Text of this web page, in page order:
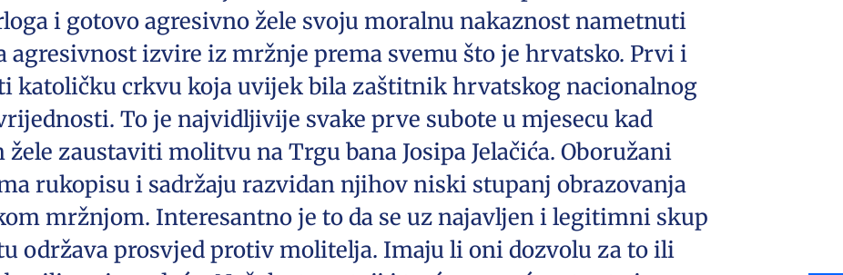
i gotovo agresivno žele svoju moralnu nakaznost nametnuti
agresivnost izvire iz mržnje prema svemu što je hrvatsko. Prvi i
katoličku crkvu koja uvijek bila zaštitnik hrvatskog nacionalnog
To je najvidljivije svake prve subote u mjesecu kad
zaustaviti molitvu na Trgu bana Josipa Jelačića. Oboružani
rukopisu i sadržaju razvidan njihov niski stupanj obrazovanja
mržnjom. Interesantno je to da se uz najavljen i legitimni skup
održava prosvjed protiv molitelja. Imaju li oni dozvolu za to ili